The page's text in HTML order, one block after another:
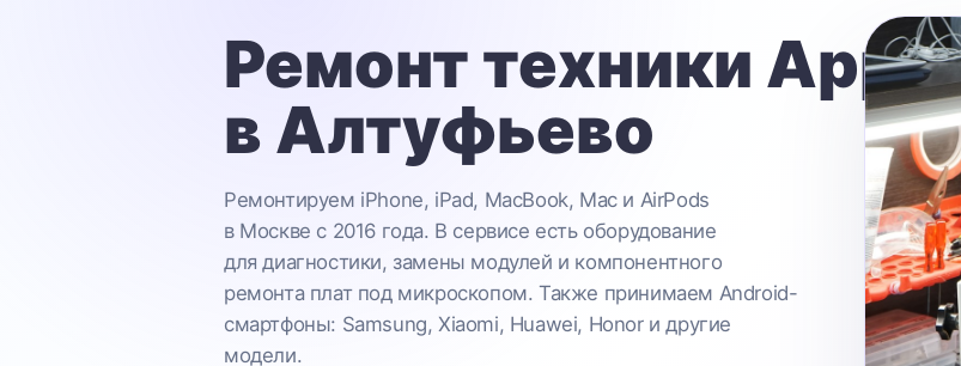
Ремонт техники Apple
в Алтуфьево
Ремонтируем iPhone, iPad, MacBook, Mac и AirPods
в Москве с 2016 года. В сервисе есть оборудование
для диагностики, замены модулей и компонентного
ремонта плат под микроскопом. Также принимаем Android-
смартфоны: Samsung, Xiaomi, Huawei, Honor и другие
модели.